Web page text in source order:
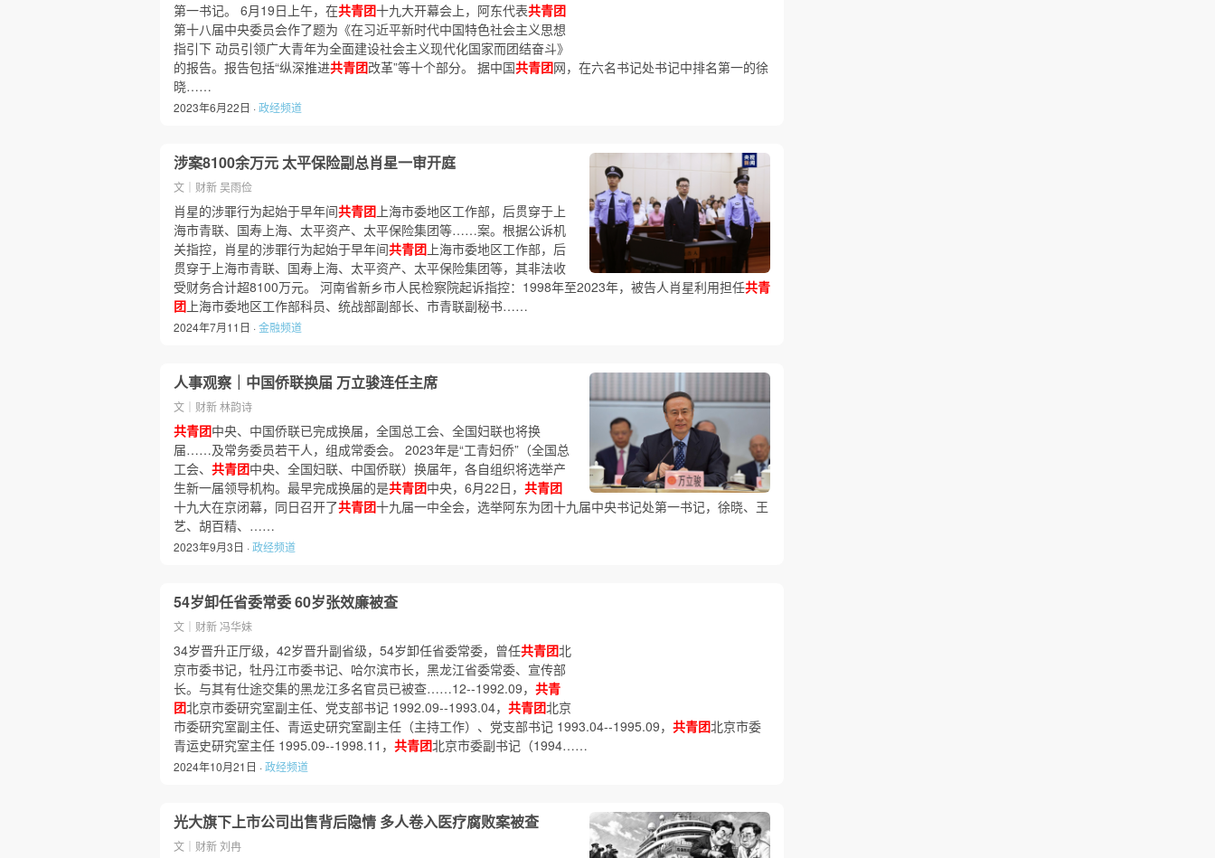
第一书记。 6月19日上午，在共青团十九大开幕会上，阿东代表共青团
第十八届中央委员会作了题为《在习近平新时代中国特色社会主义思想
指引下 动员引领广大青年为全面建设社会主义现代化国家而团结奋斗》
的报告。报告包括“纵深推进共青团改革”等十个部分。 据中国共青团网，在六名书记处书记中排名第一的徐
晓……
2023年6月22日 ·政经频道
涉案8100余万元 太平保险副总肖星一审开庭
文｜财新 吴雨俭
肖星的涉罪行为起始于早年间共青团 上海市委地区工作部，后贯穿于上
海市青联、国寿上海、太平资产、太平保险集团等……案。根据公诉机
关指控，肖星的涉罪行为起始于早年间共青团 上海市委地区工作部，后
贯穿于上海市青联、国寿上海、太平资产、太平保险集团等，其非法收
受财务合计超8100万元。 河南省新乡市人民检察院起诉指控：1998年至2023年，被告人肖星利用担任共青
团 上海市委地区工作部科员、统战部副部长、市青联副秘书……
2024年7月11日 ·金融频道
人事观察｜中国侨联换届 万立骏连任主席
文｜财新 林韵诗
共青团中央、中国侨联已完成换届，全国总工会、全国妇联也将换
届……及常务委员若干人，组成常委会。 2023年是“工青妇侨”（全国总
工会、 共青团中央、全国妇联、中国侨联）换届年，各自组织将选举产
生新一届领导机构。最早完成换届的是共青团中央，6月22日， 共青团
十九大在京闭幕，同日召开了共青团十九届一中全会，选举阿东为团十九届中央书记处第一书记，徐晓、王
艺、胡百精、……
2023年9月3日 ·政经频道
54岁卸任省委常委 60岁张效廉被查
文｜财新 冯华妹
34岁晋升正厅级，42岁晋升副省级，54岁卸任省委常委，曾任共青团北
京市委书记，牡丹江市委书记、哈尔滨市长，黑龙江省委常委、宣传部
长。与其有仕途交集的黑龙江多名官员已被查……12--1992.09， 共青
团北京市委研究室副主任、党支部书记 1992.09--1993.04， 共青团北京
市委研究室副主任、青运史研究室副主任（主持工作）、党支部书记 1993.04--1995.09， 共青团北京市委
青运史研究室主任 1995.09--1998.11， 共青团北京市委副书记（1994……
2024年10月21日 ·政经频道
光大旗下上市公司出售背后隐情 多人卷入医疗腐败案被查
文｜财新 刘冉